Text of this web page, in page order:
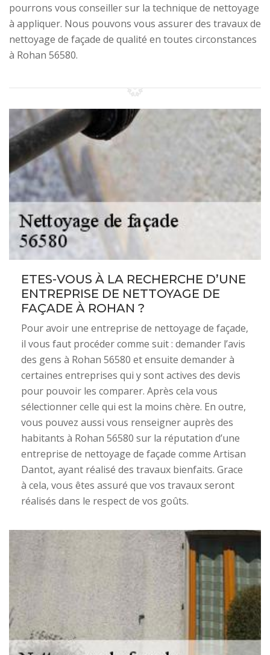
pourrons vous conseiller sur la technique de nettoyage
à appliquer. Nous pouvons vous assurer des travaux de
nettoyage de façade de qualité en toutes circonstances
à Rohan 56580.
ETES-VOUS À LA RECHERCHE D’UNE
ENTREPRISE DE NETTOYAGE DE
FAÇADE À ROHAN ?
Pour avoir une entreprise de nettoyage de façade,
il vous faut procéder comme suit : demander l’avis
des gens à Rohan 56580 et ensuite demander à
certaines entreprises qui y sont actives des devis
pour pouvoir les comparer. Après cela vous
sélectionner celle qui est la moins chère. En outre,
vous pouvez aussi vous renseigner auprès des
habitants à Rohan 56580 sur la réputation d’une
entreprise de nettoyage de façade comme Artisan
Dantot, ayant réalisé des travaux bienfaits. Grace
à cela, vous êtes assuré que vos travaux seront
réalisés dans le respect de vos goûts.